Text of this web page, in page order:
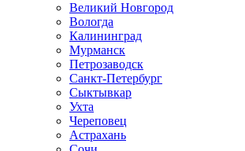
Великий Новгород
Вологда
Калининград
Мурманск
Петрозаводск
Санкт-Петербург
Сыктывкар
Ухта
Череповец
Астрахань